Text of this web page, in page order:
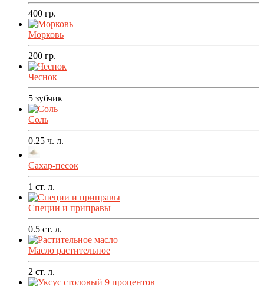
400 гр.
Морковь
200 гр.
Чеснок
5 зубчик
Соль
0.25 ч. л.
Сахар-песок
1 ст. л.
Специи и приправы
0.5 ст. л.
Масло растительное
2 ст. л.